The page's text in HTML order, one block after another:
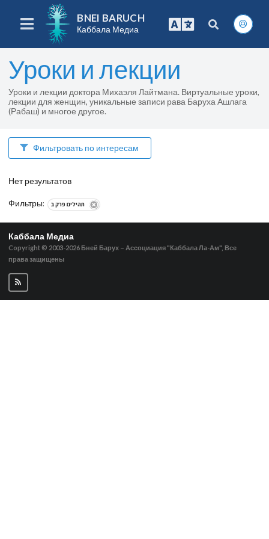
BNEI BARUCH
Каббала Медиа
Уроки и лекции
Уроки и лекции доктора Михаэля Лайтмана. Виртуальные уроки,
лекции для женщин, уникальные записи рава Баруха Ашлага
(Рабаш) и многое другое.
Фильтровать по интересам
Нет результатов
Фильтры: תהילים פרק ב
Каббала Медиа
Copyright © 2003-2026 Бней Барух – Ассоциация "Каббала Ла-Ам", Все
права защищены